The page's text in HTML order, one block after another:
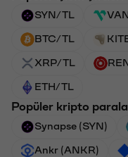
SYN/TL
BTC/TL
XRP/TL
ETH/TL
Popüler kripto
Synapse (SYN)
Ankr (ANKR)